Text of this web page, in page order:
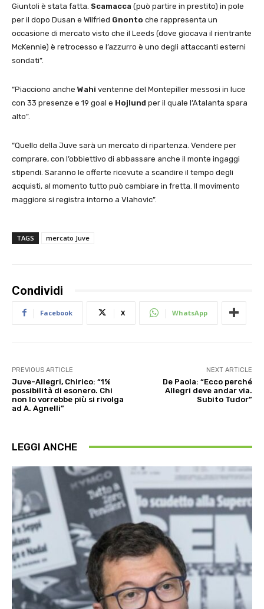
Giuntoli è stata fatta. Scamacca (può partire in prestito) in pole
per il dopo Dusan e Wilfried Gnonto che rappresenta un
occasione di mercato visto che il Leeds (dove giocava il rientrante
McKennie) è retrocesso e l’azzurro è uno degli attaccanti esterni
sondati”.
“Piacciono anche Wahi ventenne del Montepiller messosi in luce
con 33 presenze e 19 goal e Hojlund per il quale l’Atalanta spara
alto”.
“Quello della Juve sarà un mercato di ripartenza. Vendere per
comprare, con l’obbiettivo di abbassare anche il monte ingaggi
stipendi. Saranno le offerte ricevute a scandire il tempo degli
acquisti, al momento tutto può cambiare in fretta. Il movimento
maggiore si registra intorno a Vlahovic”.
TAGS mercato Juve
Condividi
Facebook X WhatsApp
PREVIOUS ARTICLE
Juve-Allegri, Chirico: “1%
possibilità di esonero. Chi
non lo vorrebbe più si rivolga
ad A. Agnelli”
NEXT ARTICLE
De Paola: “Ecco perché
Allegri deve andar via.
Subito Tudor”
LEGGI ANCHE